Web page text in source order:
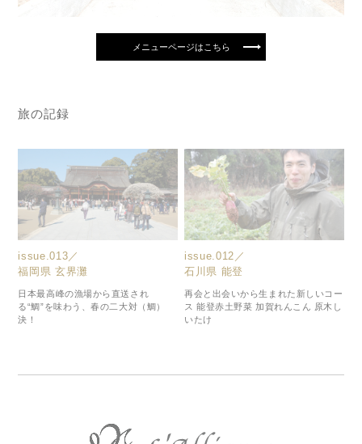
メニューページはこちら
旅の記録
issue.013／
福岡県 玄界灘
日本最高峰の漁場から直送され
る“鯛”を味わう、春の二大対（鯛）
決！
issue.012／
石川県 能登
再会と出会いから生まれた新しいコー
ス 能登赤土野菜 加賀れんこん 原木し
いたけ